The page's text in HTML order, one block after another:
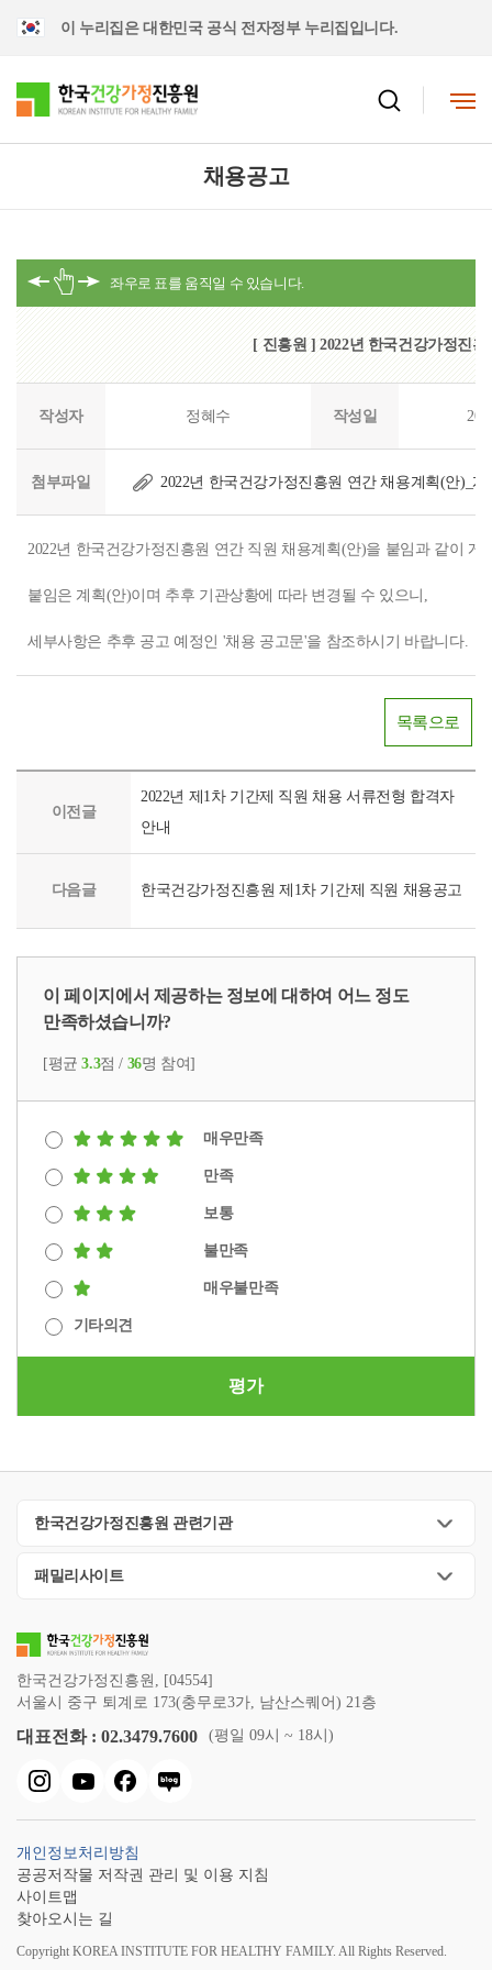
이 누리집은 대한민국 공식 전자정부 누리집입니다.
채용공고
[ 진흥원 ] 2022년 한국건강가정진
작성자 정혜수 작성일
첨부파일 2022년 한국건강가정진흥원 연간 채용계획(안)_게
2022년 한국건강가정진흥원 연간 직원 채용계획(안)을 붙임과 같이 게
붙임은 계획(안)이며 추후 기관상황에 따라 변경될 수 있으니,
세부사항은 추후 공고 예정인 '채용 공고문'을 참조하시기 바랍니다.
목록으로
이전글
2022년 제1차 기간제 직원 채용 서류전형 합격자
안내
다음글 한국건강가정진흥원 제1차 기간제 직원 채용공고
이 페이지에서 제공하는 정보에 대하여 어느 정도
만족하셨습니까?
[평균3.3점 / 36명 참여]
매우만족
만족
보통
불만족
매우불만족
기타의견
평가
한국건강가정진흥원 관련기관
패밀리사이트
한국건강가정진흥원, [04554]
서울시 중구 퇴계로 173(충무로3가, 남산스퀘어) 21층
대표전화 : 02.3479.7600 (평일 09시 ~ 18시)
개인정보처리방침
공공저작물 저작권 관리 및 이용 지침
사이트맵
찾아오시는 길
Copyright KOREA INSTITUTE FOR HEALTHY FAMILY. All Rights Reserved.